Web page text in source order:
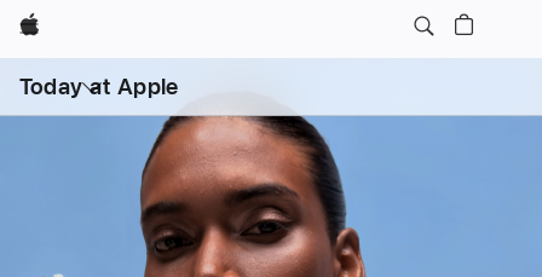
Apple
Today at Apple
单